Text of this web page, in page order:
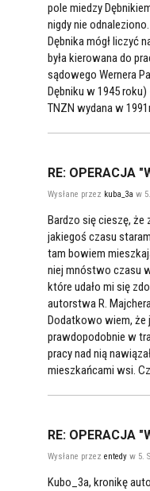
pole miedzy
nigdy nie
Dębnika mógł liczyć
była kierowana do
sądowego Wernera
Dębniku w 1945
TNZN wydana w
RE: OPERACJA
Wysłane przez kuba_3a w
Bardzo się cieszę, że
jakiegoś czasu
tam bowiem
niej mnóstwo czasu
które udało mi się
autorstwa R.
Dodatkowo wiem,
prawdopodobnie w
pracy nad nią
mieszkańcami wsi.
RE: OPERACJA
Wysłane przez entedy w 5.
Kubo_3a, kronikę